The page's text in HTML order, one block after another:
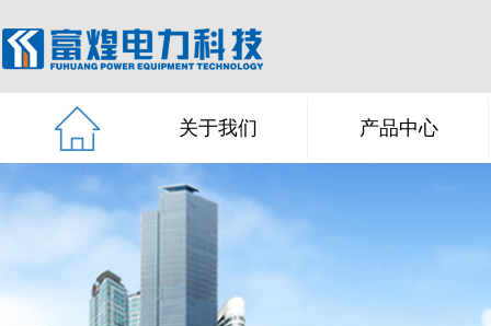
关于我们 产品中心